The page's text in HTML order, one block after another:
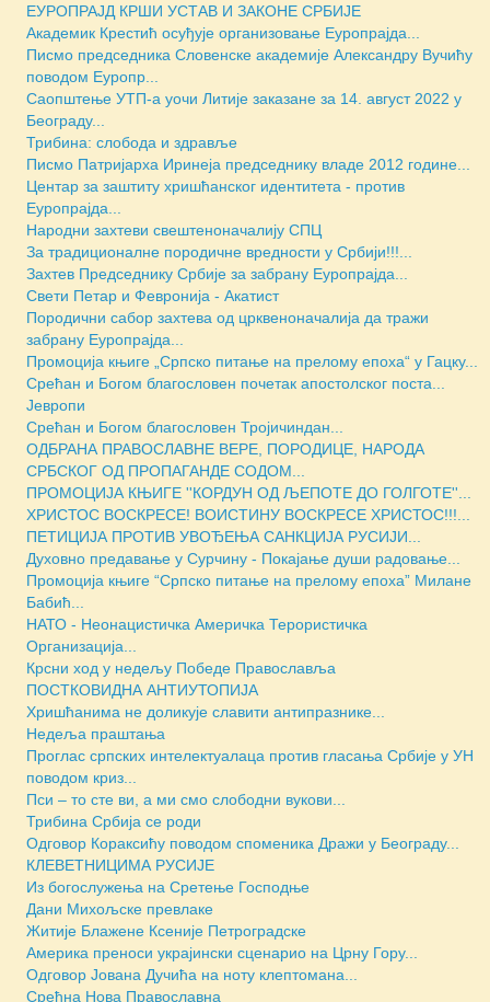
ЕУРОПРАЈД КРШИ УСТАВ И ЗАКОНЕ СРБИЈЕ
Академик Крестић осуђује организовање Еуропрајда...
Писмо председника Словенске академије Александру Вучићу
поводом Еуропр...
Саопштење УТП-а уочи Литије заказане за 14. август 2022 у
Београду...
Трибина: слобода и здравље
Писмо Патријарха Иринеја председнику владе 2012 године...
Центар за заштиту хришћанског идентитета - против
Еуропрајда...
Народни захтеви свештеноначалију СПЦ
За традиционалне породичне вредности у Србији!!!...
Захтев Председнику Србије за забрану Еуропрајда...
Свети Петар и Февронија - Акатист
Породични сабор захтева од црквеноначалија да тражи
забрану Еуропрајда...
Промоција књиге „Српско питање на прелому епоха“ у Гацку...
Срећан и Богом благословен почетак апостолског поста...
Јевропи
Срећан и Богом благословен Тројичиндан...
ОДБРАНА ПРАВОСЛАВНЕ ВЕРЕ, ПОРОДИЦЕ, НАРОДА
СРБСКОГ ОД ПРОПАГАНДЕ СОДОМ...
ПРОМОЦИЈА КЊИГЕ ''КОРДУН ОД ЉЕПОТЕ ДО ГОЛГОТЕ''...
ХРИСТОС ВОСКРЕСЕ! ВОИСТИНУ ВОСКРЕСЕ ХРИСТОС!!!...
ПЕТИЦИЈА ПРОТИВ УВОЂЕЊА САНКЦИЈА РУСИЈИ...
Духовно предавање у Сурчину - Покајање души радовање...
Промоција књиге “Српско питање на прелому епоха” Милане
Бабић...
НАТО - Неонацистичка Америчка Терористичка
Организација...
Крсни ход у недељу Победе Православља
ПОСТКОВИДНА АНТИУТОПИЈА
Хришћанима не доликује славити антипразнике...
Недеља праштања
Проглас српских интелектуалаца против гласања Србије у УН
поводом криз...
Пси – то сте ви, а ми смо слободни вукови...
Трибина Србија се роди
Одговор Кораксићу поводом споменика Дражи у Београду...
КЛЕВЕТНИЦИМА РУСИЈЕ
Из богослужења на Сретење Господње
Дани Михољске превлаке
Житије Блажене Ксеније Петроградске
Америка преноси украјински сценарио на Црну Гору...
Одговор Јована Дучића на ноту клептомана...
Срећна Нова Православна